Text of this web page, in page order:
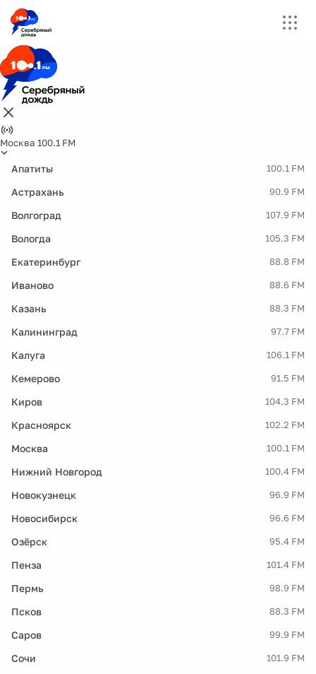
Москва 100.1 FM
Апатиты 100.1 FM
Астрахань 90.9 FM
Волгоград 107.9 FM
Вологда 105.3 FM
Екатеринбург 88.8 FM
Иваново 88.6 FM
Казань 88.3 FM
Калининград 97.7 FM
Калуга 106.1 FM
Кемерово 91.5 FM
Киров 104.3 FM
Красноярск 102.2 FM
Москва 100.1 FM
Нижний Новгород 100.4 FM
Новокузнецк 96.9 FM
Новосибирск 96.6 FM
Озёрск 95.4 FM
Пенза 101.4 FM
Пермь 98.9 FM
Псков 88.3 FM
Саров 99.9 FM
Сочи 101.9 FM